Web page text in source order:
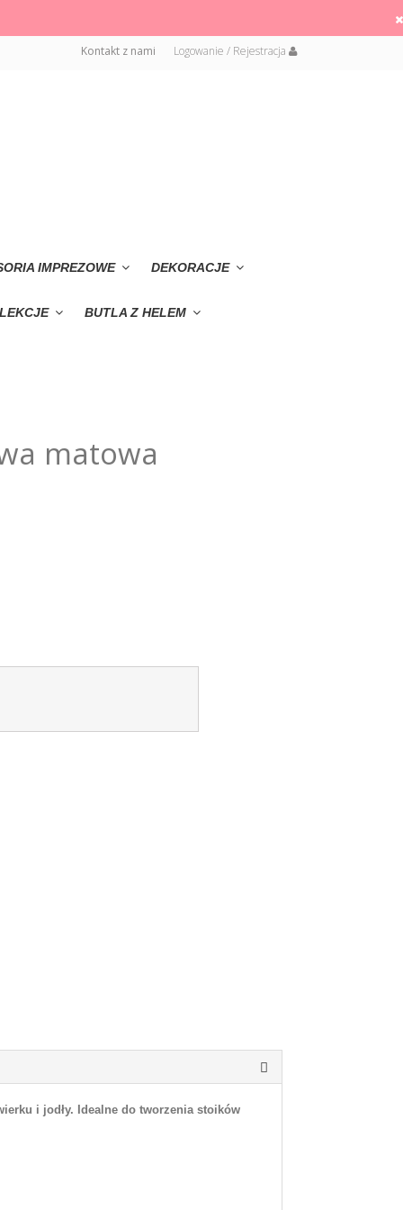
Logowanie / Rejestracja
Kontakt z nami
IMPREZOWE DEKORACJE
BUTLA Z HELEM
matowa
i jodły. Idealne do tworzenia stoików